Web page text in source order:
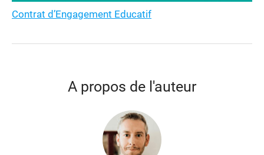
Contrat d’Engagement Educatif
A propos de l'auteur